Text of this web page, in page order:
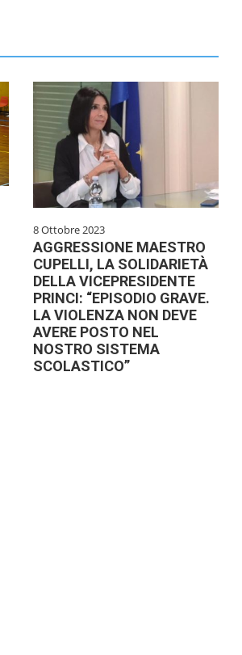
8 Ottobre 2023
AGGRESSIONE MAESTRO
CUPELLI, LA SOLIDARIETÀ
DELLA VICEPRESIDENTE
PRINCI: “EPISODIO GRAVE.
LA VIOLENZA NON DEVE
AVERE POSTO NEL
NOSTRO SISTEMA
SCOLASTICO”